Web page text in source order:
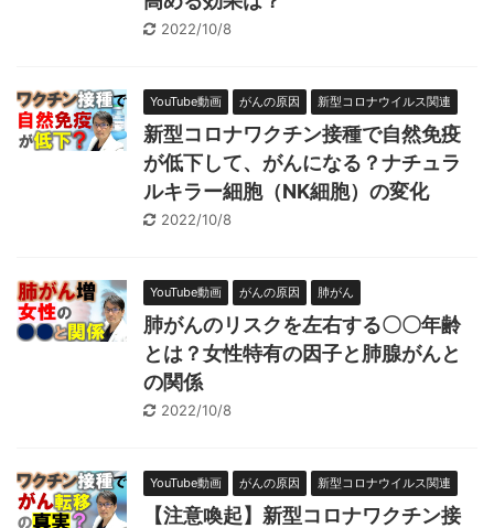
2022/10/8
YouTube動画 がんの原因 新型コロナウイルス関連
新型コロナワクチン接種で自然免疫
が低下して、がんになる？ナチュラ
ルキラー細胞（NK細胞）の変化
2022/10/8
YouTube動画 がんの原因 肺がん
肺がんのリスクを左右する〇〇年齢
とは？女性特有の因子と肺腺がんと
の関係
2022/10/8
YouTube動画 がんの原因 新型コロナウイルス関連
【注意喚起】新型コロナワクチン接